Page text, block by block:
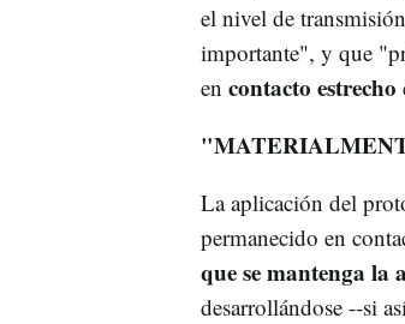
el nivel de
importante", y que
en contacto estrecho
La aplicación del
permanecido en
que se mantenga la
desarrollándose --si